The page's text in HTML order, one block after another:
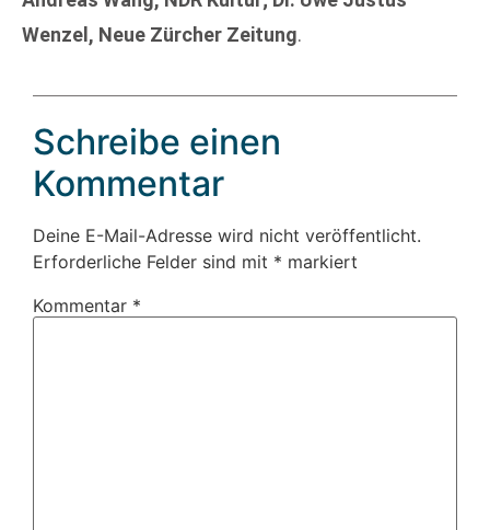
Wenzel, Neue Zürcher Zeitung.
Schreibe einen
Kommentar
Deine E-Mail-Adresse wird nicht veröffentlicht.
Erforderliche Felder sind mit * markiert
Kommentar *